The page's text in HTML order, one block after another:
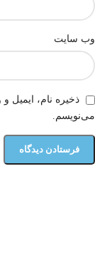
وب‌ سایت
ذخیره نام، ایمیل
می‌نویسم.